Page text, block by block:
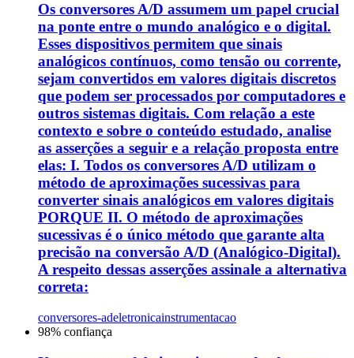
Os conversores A/D assumem um papel crucial
na ponte entre o mundo analógico e o digital.
Esses dispositivos permitem que sinais
analógicos contínuos, como tensão ou corrente,
sejam convertidos em valores digitais discretos
que podem ser processados por computadores e
outros sistemas digitais. Com relação a este
contexto e sobre o conteúdo estudado, analise
as asserções a seguir e a relação proposta entre
elas: I. Todos os conversores A/D utilizam o
método de aproximações sucessivas para
converter sinais analógicos em valores digitais
PORQUE II. O método de aproximações
sucessivas é o único método que garante alta
precisão na conversão A/D (Analógico-Digital).
A respeito dessas asserções assinale a alternativa
correta:
conversores-adeletronicainstrumentacao
98% confiança